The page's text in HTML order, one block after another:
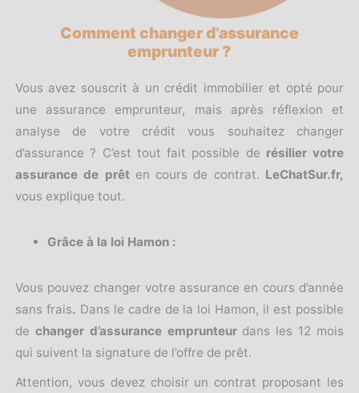
Comment changer d’assurance
emprunteur ?
Vous avez souscrit à un crédit immobilier et opté pour
une assurance emprunteur, mais après réflexion et
analyse de votre crédit vous souhaitez changer
d’assurance ? C’est tout fait possible de résilier votre
assurance de prêten cours de contrat. LeChatSur.fr,
vous explique tout.
Grâce à la loi Hamon :
Vous pouvez changer votre assurance en cours d’année
sans frais. Dans le cadre de la loi Hamon, il est possible
de changer d’assurance emprunteurdans les 12 mois
qui suivent la signature de l’offre de prêt.
Attention, vous devez choisir un contrat proposant les